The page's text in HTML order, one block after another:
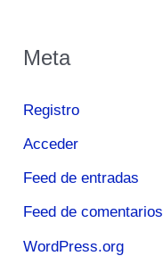
Meta
Registro
Acceder
Feed de entradas
Feed de comentarios
WordPress.org